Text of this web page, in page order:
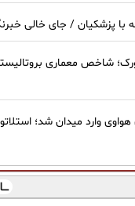
با پزشکیان / جای خالی
شاخص معماری